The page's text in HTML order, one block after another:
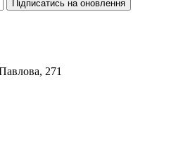
271